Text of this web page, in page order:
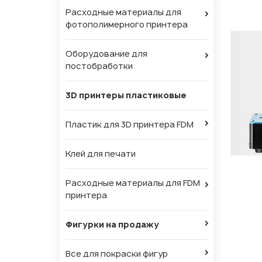
Расходные материалы для
фотополимерного принтера
Оборудование для
постобработки
3D принтеры пластиковые
Пластик для 3D принтера FDM
Клей для печати
Расходные материалы для FDM
принтера
Фигурки на продажу
Все для покраски фигур